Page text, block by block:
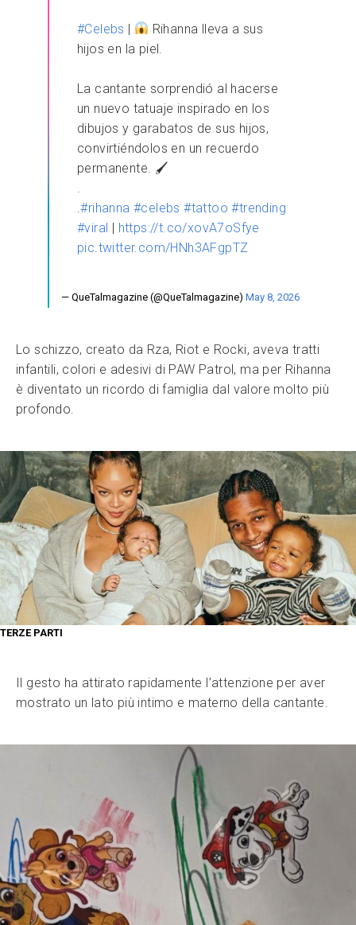
#Celebs |
Rihanna lleva a sus
hijos en la piel.
La cantante sorprendió al hacerse
un nuevo tatuaje inspirado en los
dibujos y garabatos de sus hijos,
convirtiéndolos en un recuerdo
permanente. 🖌
.#rihanna #celebs #tattoo #trending
#viral | https://t.co/xovA7oSfye
pic.twitter.com/HNh3AFgpTZ
— QueTalmagazine (@QueTalmagazine) May 8, 2026
Lo schizzo, creato da Rza, Riot e Rocki, aveva tratti
infantili, colori e adesivi di PAW Patrol, ma per Rihanna
è diventato un ricordo di famiglia dal valore molto più
profondo.
TERZE PARTI
Il gesto ha attirato rapidamente l’attenzione per aver
mostrato un lato più intimo e materno della cantante.